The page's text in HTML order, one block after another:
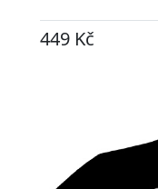
449 Kč